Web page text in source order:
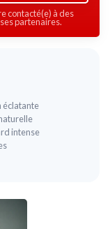
contacté(e) à des
partenaires.
éclatante
intense